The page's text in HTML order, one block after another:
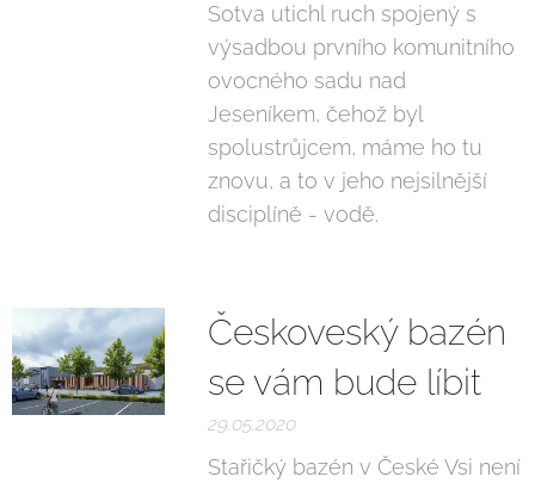
Sotva utichl ruch spojený s
výsadbou prvního komunitního
ovocného sadu nad
Jeseníkem, čehož byl
spolustrůjcem, máme ho tu
znovu, a to v jeho nejsilnější
disciplíně - vodě.
Českoveský bazén
se vám bude líbit
29.05.2020
Stařičký bazén v České Vsi není